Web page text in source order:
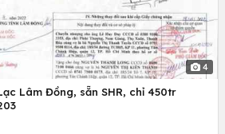
4
Lâm Đồng, sẵn SHR, chỉ 450tr